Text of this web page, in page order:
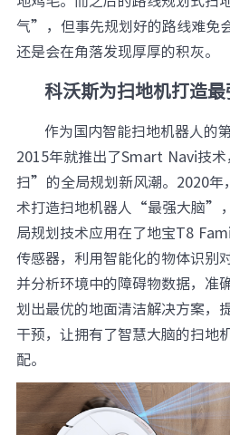
气”，但事先规划好的路线难免
还是会在角落发现厚厚的积灰。
科沃斯为扫地机打造
作为国内智能扫地机器人的
2015年就推出了Smart Navi技
扫”的全局规划新风潮。2020年
术打造扫地机器人“最强大脑”
局规划技术应用在了地宝T8
传感器，利用智能化的物体识别
并分析环境中的障碍物数据，准
划出最优的地面清洁解决方案，
干预，让拥有了智慧大脑的扫地
配。